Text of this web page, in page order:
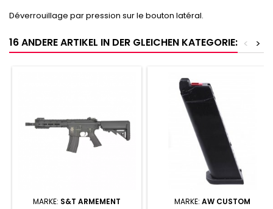
Déverrouillage par pression sur le bouton latéral.
16 ANDERE ARTIKEL IN DER GLEICHEN KATEGORIE: >
<
MARKE: S&T ARMEMENT MARKE: AW CUSTOM